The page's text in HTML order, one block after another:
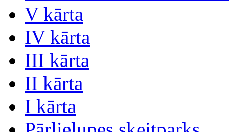
V kārta
IV kārta
III kārta
II kārta
I kārta